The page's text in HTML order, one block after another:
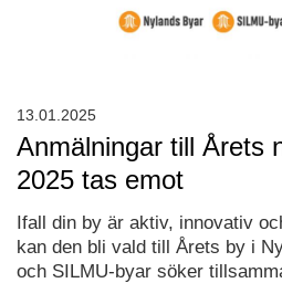
Anmälningar till Årets
2025 tas emot
Ifall din by är aktiv, innovativ
kan den bli vald till Årets by i
och SILMU-byar söker
13.01.2025